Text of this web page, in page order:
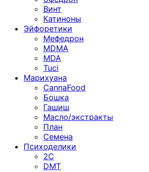
Винт
Катиноны
Эйфоретики
Мефедрон
MDMA
MDA
Tuci
Марихуана
CannaFood
Бошка
Гашиш
Масло/экстракты
План
Семена
Психоделики
2C
DMT